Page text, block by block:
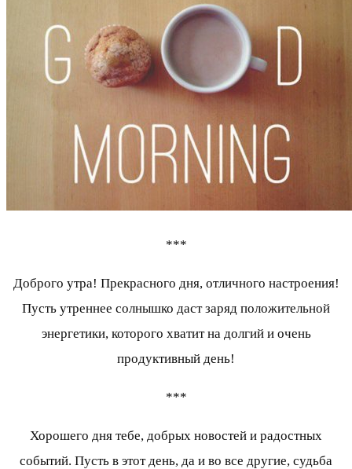
***
Доброго утра! Прекрасного дня, отличного настроения!
Пусть утреннее солнышко даст заряд положительной
энергетики, которого хватит на долгий и очень
продуктивный день!
***
Хорошего дня тебе, добрых новостей и радостных
событий. Пусть в этот день, да и во все другие, судьба